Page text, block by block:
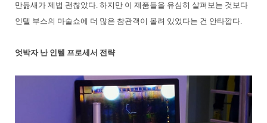
만듦새가 제법 괜찮았다. 하지만 이 제품들을 유심히 살펴보는 것보다
인텔 부스의 마술쇼에 더 많은 참관객이 몰려 있었다는 건 안타깝다.
엇박자 난 인텔 프로세서 전략